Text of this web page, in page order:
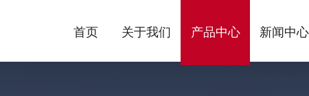
首页 关于我们 产品中心 新闻中心